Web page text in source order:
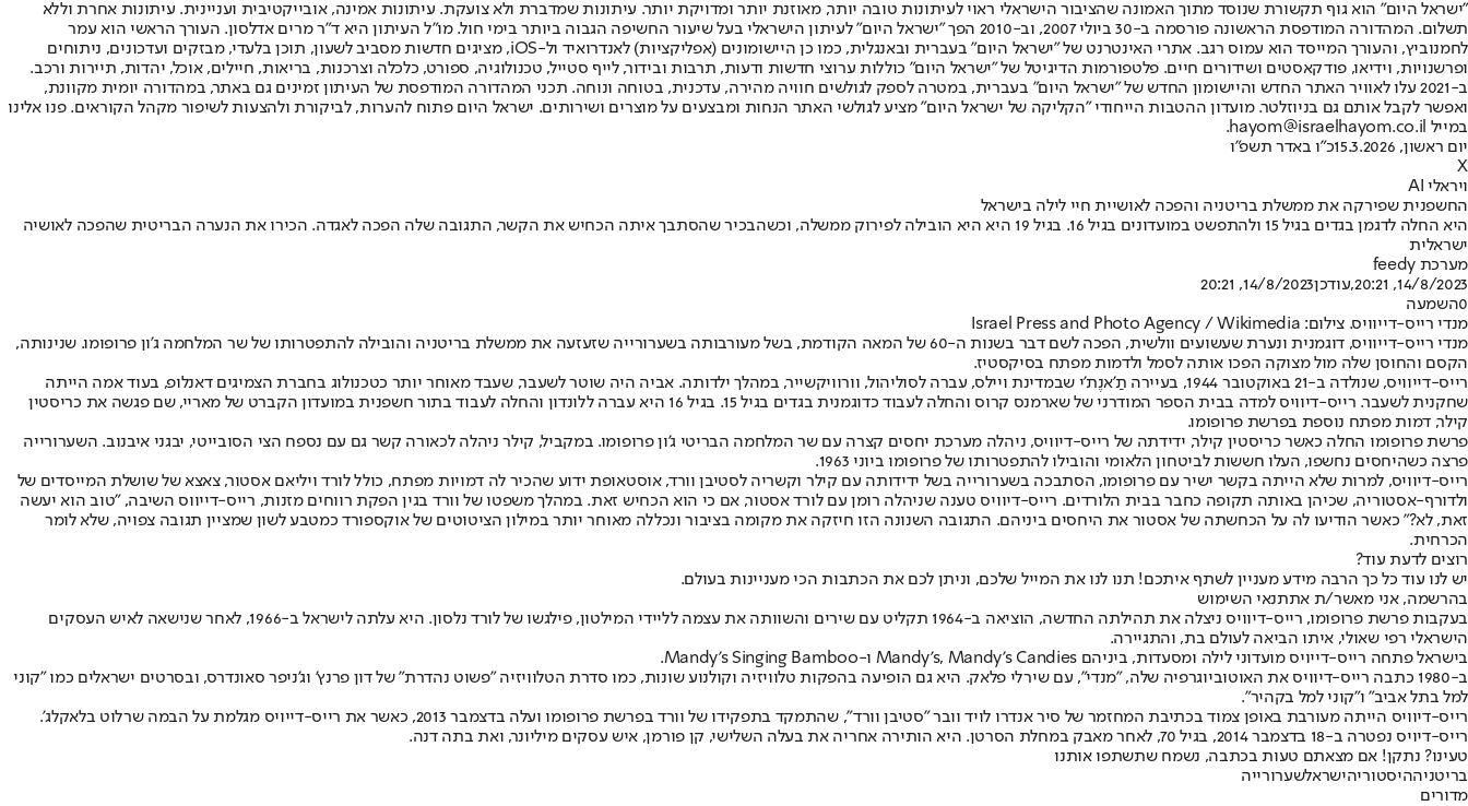
"ישראל היום" הוא גוף תקשורת שנוסד מתוך האמונה שהציבור הישראלי ראוי לעיתונות טובה יותר, מאוזנת יותר ומדויקת יותר. עיתונות שמדברת ולא צועקת. עיתונות אמינה, אובייקטיבית ועניינית. עיתונות אחרת וללא
תשלום. המהדורה המודפסת הראשונה פורסמה ב-30 ביולי 2007, וב-2010 הפך "ישראל היום" לעיתון הישראלי בעל שיעור החשיפה הגבוה ביותר בימי חול. מו"ל העיתון היא ד"ר מרים אדלסון. העורך הראשי הוא עמר
לחמנוביץ, והעורך המייסד הוא עמוס רגב. אתרי האינטרנט של "ישראל היום" בעברית ובאנגלית, כמו כן היישומונים (אפליקציות) לאנדרואיד ול-iOS, מציגים חדשות מסביב לשעון, תוכן בלעדי, מבזקים ועדכונים, ניתוחים
ופרשנויות, וידיאו, פודקאסטים ושידורים חיים. פלטפורמות הדיגיטל של "ישראל היום" כוללות ערוצי חדשות ודעות, תרבות ובידור, לייף סטייל, טכנולוגיה, ספורט, כלכלה וצרכנות, בריאות, חיילים, אוכל, יהדות, תיירות ורכב.
ב-2021 עלו לאוויר האתר החדש והיישומון החדש של "ישראל היום" בעברית, במטרה לספק לגולשים חוויה מהירה, עדכנית, בטוחה ונוחה. תכני המהדורה המודפסת של העיתון זמינים גם באתר, במהדורה יומית מקוונת,
ואפשר לקבל אותם גם בניוזלטר. מועדון ההטבות הייחודי "הקליקה של ישראל היום" מציע לגולשי האתר הנחות ומבצעים על מוצרים ושירותים. ישראל היום פתוח להערות, לביקורת ולהצעות לשיפור מקהל הקוראים. פנו אלינו
במייל hayom@israelhayom.co.il.
יום ראשון, 15.3.2026
כ"ו באדר תשפ"ו
X
ויראלי AI
החשפנית שפירקה את ממשלת בריטניה והפכה לאושיית חיי לילה בישראל
היא החלה לדגמן בגדים בגיל 15 ולהתפשט במועדונים בגיל 16. בגיל 19 היא היא הובילה לפירוק ממשלה, וכשהבכיר שהסתבך איתה הכחיש את הקשר, התגובה שלה הפכה לאגדה. הכירו את הנערה הבריטית שהפכה לאושיה
ישראלית
מערכת feedy
14/8/2023, 20:21
,עודכן14/8/2023, 20:21
0השמעה
מנדי רייס-דייוויס. צילום: Israel Press and Photo Agency / Wikimedia
מנדי רייס-דייוויס, דוגמנית ונערת שעשועים וולשית, הפכה לשם דבר בשנות ה-60 של המאה הקודמת, בשל מעורבותה בשערורייה שזעזעה את ממשלת בריטניה והובילה להתפטרותו של שר המלחמה ג'ון פרופומו. שנינותה,
הקסם והחוסן שלה מול מצוקה הפכו אותה לסמל ולדמות מפתח בסיקסטיז.
רייס-דייוויס, שנולדה ב-21 באוקטובר 1944, בעיירה תַ’אנֶת’י שבמדינת ויילס, עברה לסוליהול, וורוויקשייר, במהלך ילדותה. אביה היה שוטר לשעבר, שעבד מאוחר יותר כטכנולוג בחברת הצמיגים דאנלופ, בעוד אמה הייתה
שחקנית לשעבר. רייס-דיוויס למדה בבית הספר המודרני של שארמנס קרוס והחלה לעבוד כדוגמנית בגדים בגיל 15. בגיל 16 היא עברה ללונדון והחלה לעבוד בתור חשפנית במועדון הקברט של מאריי, שם פגשה את כריסטין
קילר, דמות מפתח נוספת בפרשת פרופומו.
פרשת פרופומו החלה כאשר כריסטין קילר, ידידתה של רייס-דיוויס, ניהלה מערכת יחסים קצרה עם שר המלחמה הבריטי ג'ון פרופומו. במקביל, קילר ניהלה לכאורה קשר גם עם נספח הצי הסובייטי, יבגני איבנוב. השערורייה
פרצה כשהיחסים נחשפו, העלו חששות לביטחון הלאומי והובילו להתפטרותו של פרופומו ביוני 1963.
רייס-דיוויס, למרות שלא הייתה בקשר ישיר עם פרופומו, הסתבכה בשערורייה בשל ידידותה עם קילר וקשריה לסטיבן וורד, אוסטאופת ידוע שהכיר לה דמויות מפתח, כולל לורד ויליאם אסטור, צאצא של שושלת המייסדים של
ולדורף-אסטוריה, שכיהן באותה תקופה כחבר בבית הלורדים. רייס-דיוויס טענה שניהלה רומן עם לורד אסטור, אם כי הוא הכחיש זאת. במהלך משפטו של וורד בגין הפקת רווחים מזנות, רייס-דייווס השיבה, "טוב הוא יעשה
זאת, לא?" כאשר הודיעו לה על הכחשתה של אסטור את היחסים ביניהם. התגובה השנונה הזו חיזקה את מקומה בציבור ונכללה מאוחר יותר במילון הציטוטים של אוקספורד כמטבע לשון שמציין תגובה צפויה, שלא לומר
הכרחית.
רוצים לדעת עוד?
יש לנו עוד כל כך הרבה מידע מעניין לשתף איתכם! תנו לנו את המייל שלכם, וניתן לכם את הכתבות הכי מעניינות בעולם.
בהרשמה, אני מאשר/ת אתתנאי השימוש
בעקבות פרשת פרופומו, רייס-דיוויס ניצלה את תהילתה החדשה, הוציאה ב-1964 תקליט עם שירים והשוותה את עצמה לליידי המילטון, פילגשו של לורד נלסון. היא עלתה לישראל ב-1966, לאחר שנישאה לאיש העסקים
הישראלי רפי שאולי, איתו הביאה לעולם בת, והתגיירה.
בישראל פתחה רייס-דייויס מועדוני לילה ומסעדות, ביניהם Mandy's, Mandy's Candies ו-Mandy's Singing Bamboo.
ב-1980 כתבה רייס-דיוויס את האוטוביוגרפיה שלה, "מנדי", עם שירלי פלאק. היא גם הופיעה בהפקות טלוויזיה וקולנוע שונות, כמו סדרת הטלוויזיה "פשוט נהדרת" של דון פרנץ’ וג’ניפר סאונדרס, ובסרטים ישראלים כמו "קוני
למל בתל אביב" ו"קוני למל בקהיר".
רייס-דיוויס הייתה מעורבת באופן צמוד בכתיבת המחזמר של סיר אנדרו לויד וובר "סטיבן וורד", שהתמקד בתפקידו של וורד בפרשת פרופומו ועלה בדצמבר 2013, כאשר את רייס-דייויס מגלמת על הבמה שרלוט בלאקלג’.
רייס-דיויס נפטרה ב-18 בדצמבר 2014, בגיל 70, לאחר מאבק במחלת הסרטן. היא הותירה אחריה את בעלה השלישי, קן פורמן, איש עסקים מיליונר, ואת בתה דנה.
טעינו? נתקן! אם מצאתם טעות בכתבה, נשמח שתשתפו אותנו
בריטניההיסטוריהישראלשערורייה
מדורים